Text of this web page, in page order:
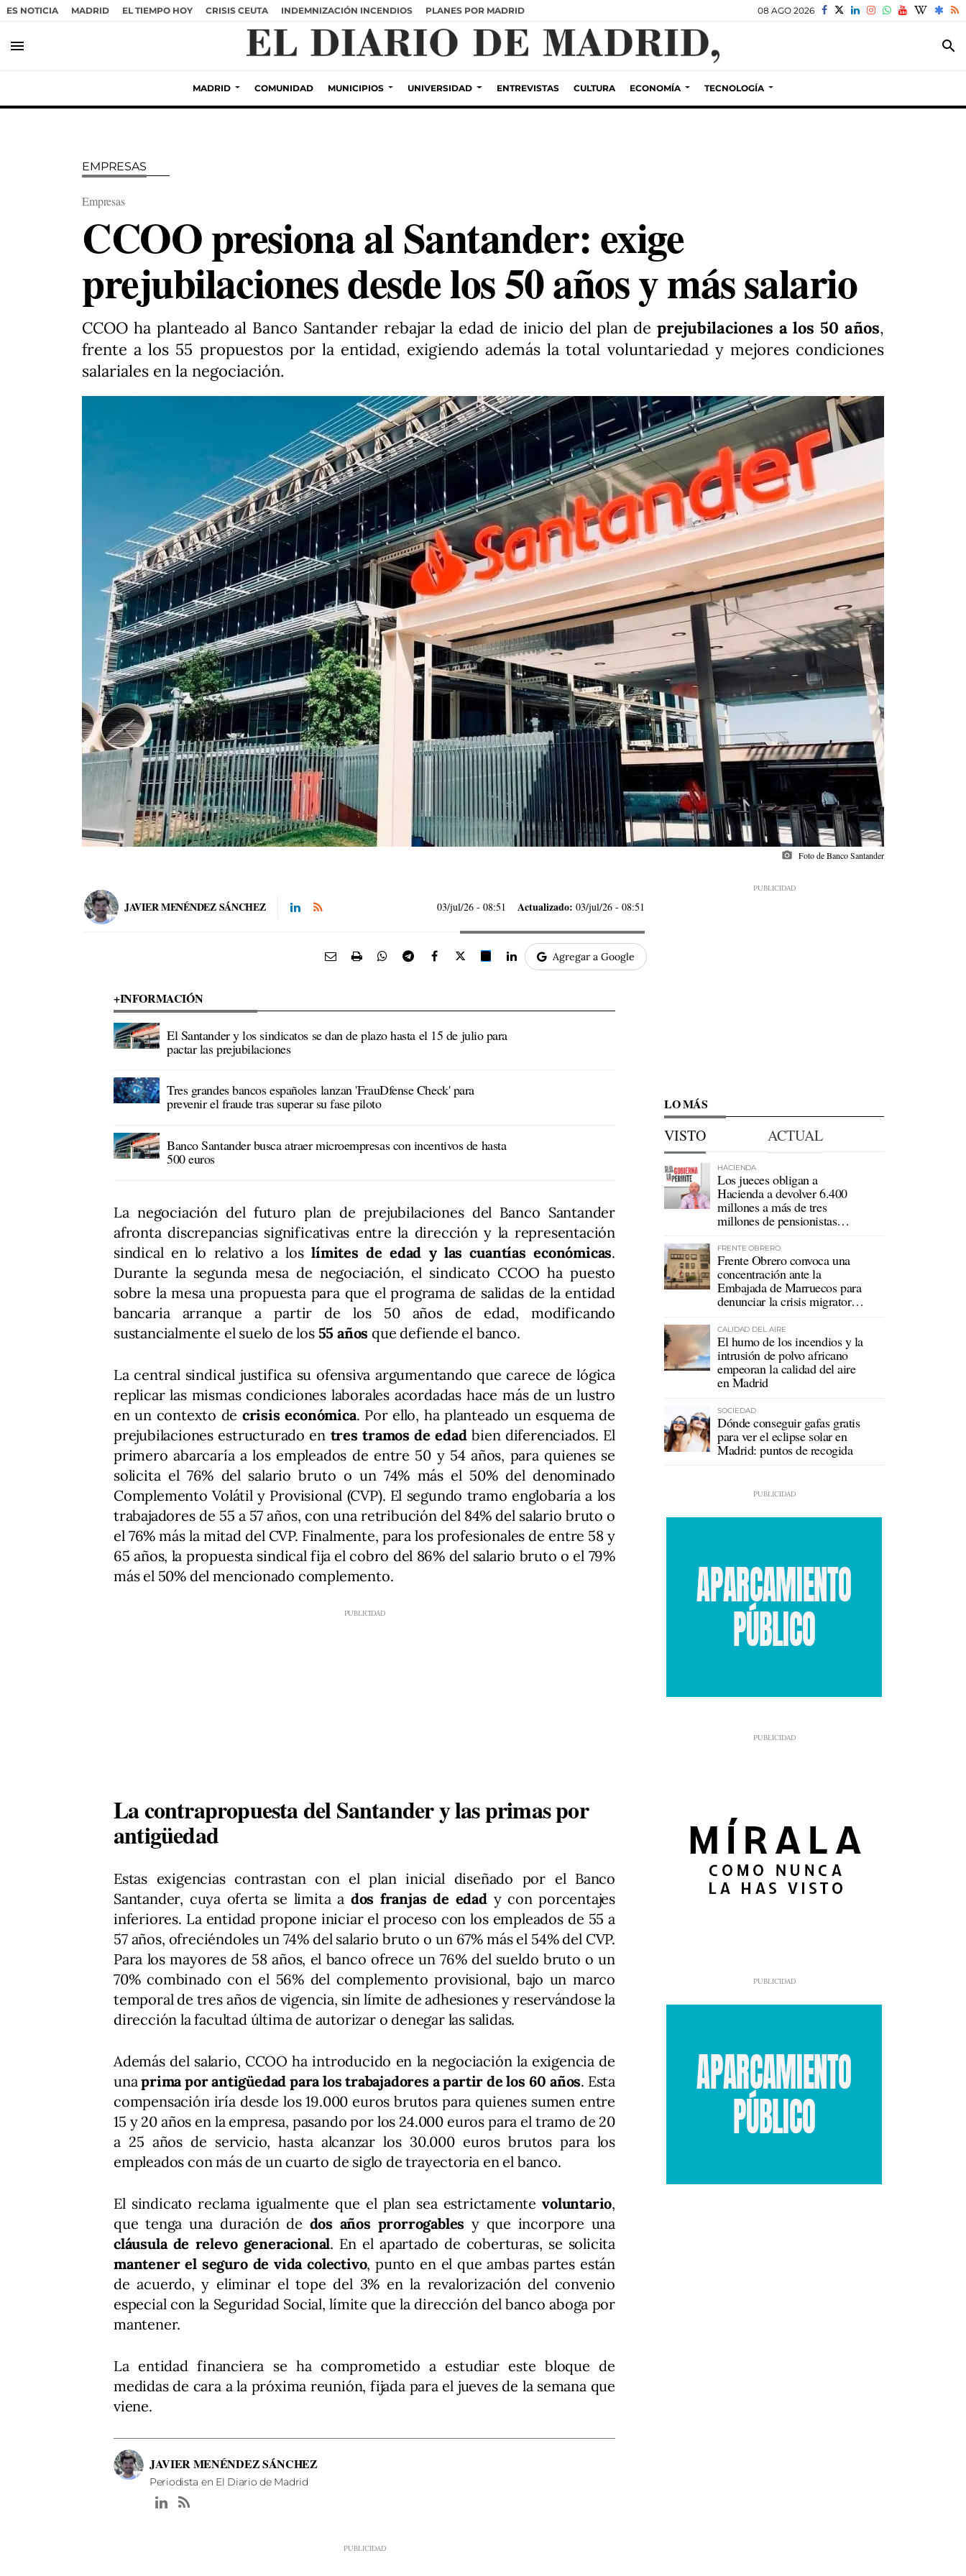
ES NOTICIA MADRID EL TIEMPO HOY CRISIS CEUTA INDEMNIZACIÓN INCENDIOS PLANES POR MADRID 08 AGO 2026
menu search
MADRID COMUNIDAD MUNICIPIOS UNIVERSIDAD ENTREVISTAS CULTURA ECONOMÍA TECNOLOGÍA
EMPRESAS
Empresas
CCOO presiona al Santander: exige
prejubilaciones desde los 50 años y más salario
CCOO ha planteado al Banco Santander rebajar la edad de inicio del plan de prejubilaciones a los 50 años,
frente a los 55 propuestos por la entidad, exigiendo además la total voluntariedad y mejores condiciones
salariales en la negociación.
photo_camera Foto de Banco Santander
JAVIER MENÉNDEZ SÁNCHEZ 03/jul/26 - 08:51 Actualizado: 03/jul/26 - 08:51
Agregar a Google
+INFORMACIÓN
El Santander y los sindicatos se dan de plazo hasta el 15 de julio para
pactar las prejubilaciones
Tres grandes bancos españoles lanzan 'FrauDfense Check' para
prevenir el fraude tras superar su fase piloto
Banco Santander busca atraer microempresas con incentivos de hasta
500 euros
La negociación del futuro plan de prejubilaciones del Banco Santander
afronta discrepancias significativas entre la dirección y la representación
sindical en lo relativo a loslímites de edad y las cuantías económicas.
Durante la segunda mesa de negociación, el sindicato CCOO ha puesto
sobre la mesa una propuesta para que el programa de salidas de la entidad
bancaria arranque a partir de los 50 años de edad, modificando
sustancialmente el suelo de los55 años que defiende el banco.
La central sindical justifica su ofensiva argumentando que carece de lógica
replicar las mismas condiciones laborales acordadas hace más de un lustro
en un contexto de crisis económica. Por ello, ha planteado un esquema de
prejubilaciones estructurado en tres tramos de edadbien diferenciados. El
primero abarcaría a los empleados de entre 50 y 54 años, para quienes se
solicita el 76% del salario bruto o un 74% más el 50% del denominado
Complemento Volátil y Provisional (CVP). El segundo tramo englobaría a los
trabajadores de 55 a 57 años, con una retribución del 84% del salario bruto o
el 76% más la mitad del CVP. Finalmente, para los profesionales de entre 58 y
65 años, la propuesta sindical fija el cobro del 86% del salario bruto o el 79%
más el 50% del mencionado complemento.
La contrapropuesta del Santander y las primas por
antigüedad
Estas exigencias contrastan con el plan inicial diseñado por el Banco
Santander, cuya oferta se limita a dos franjas de edady con porcentajes
inferiores. La entidad propone iniciar el proceso con los empleados de 55 a
57 años, ofreciéndoles un 74% del salario bruto o un 67% más el 54% del CVP.
Para los mayores de 58 años, el banco ofrece un 76% del sueldo bruto o un
70% combinado con el 56% del complemento provisional, bajo un marco
temporal de tres años de vigencia, sin límite de adhesiones y reservándose la
dirección la facultad última de autorizar o denegar las salidas.
Además del salario, CCOO ha introducido en la negociación la exigencia de
unaprima por antigüedad para los trabajadores a partir de los 60 años. Esta
compensación iría desde los 19.000 euros brutos para quienes sumen entre
15 y 20 años en la empresa, pasando por los 24.000 euros para el tramo de 20
a 25 años de servicio, hasta alcanzar los 30.000 euros brutos para los
empleados con más de un cuarto de siglo de trayectoria en el banco.
El sindicato reclama igualmente que el plan sea estrictamentevoluntario,
que tenga una duración de dos años prorrogables y que incorpore una
cláusula de relevo generacional. En el apartado de coberturas, se solicita
mantener el seguro de vida colectivo, punto en el que ambas partes están
de acuerdo, y eliminar el tope del 3% en la revalorización del convenio
especial con la Seguridad Social, límite que la dirección del banco aboga por
mantener.
La entidad financiera se ha comprometido a estudiar este bloque de
medidas de cara a la próxima reunión, fijada para el jueves de la semana que
viene.
JAVIER MENÉNDEZ SÁNCHEZ
Periodista en El Diario de Madrid
LO MÁS
VISTO ACTUAL
HACIENDA
Los jueces obligan a
Hacienda a devolver 6.400
millones a más de tres
millones de pensionistas
FRENTE OBRERO
Frente Obrero convoca una
concentración ante la
Embajada de Marruecos para
denunciar la crisis migratoria
CALIDAD DEL AIRE
El humo de los incendios y la
intrusión de polvo africano
empeoran la calidad del aire
en Madrid
SOCIEDAD
Dónde conseguir gafas gratis
para ver el eclipse solar en
Madrid: puntos de recogida